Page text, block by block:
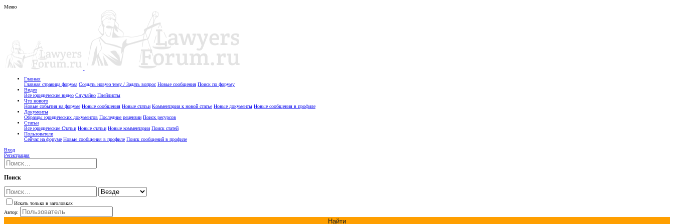
Меню
Главная
Главная страница форума Создать новую тему / Задать вопрос Новые сообщения Поиск по форуму
Видео
Все юридические видео Случайно Плейлисты
Что нового
Новые события на форуме Новые сообщения Новые статьи Комментарии к новой статье Новые документы Новые сообщения в профиле
Документы
Образцы юридических документов Последние рецензии Поиск ресурсов
Статьи
Все юридические Статьи Новые статьи Новые комментарии Поиск статей
Пользователи
Сейчас на форуме Новые сообщения в профиле Поиск сообщений в профиле
Вход
Регистрация
Поиск
Искать только в заголовках
Автор:
Найти